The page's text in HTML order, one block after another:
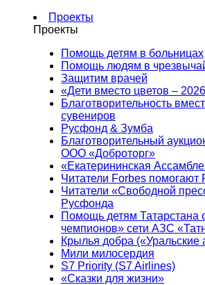
Проекты
Проекты
Помощь детям в больницах
Помощь людям в
Защитим врачей
«Дети вместо цветов –
Благотворительность
сувениров
Русфонд & Зумба
Благотворительный
ООО «Доброторг»
«Екатерининская
Читатели Forbes помогают
Читатели «Свободной
Русфонда
Помощь детям Татарстана
чемпионов» сети АЗС
Крылья добра («Уральские
Мили милосердия
S7 Priority (S7 Airlines)
«Сказки для жизни»